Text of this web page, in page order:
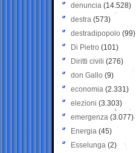
denuncia (14.528)
destra (573)
destradipopolo (99)
Di Pietro (101)
Diritti civili (276)
don Gallo (9)
economia (2.331)
elezioni (3.303)
emergenza (3.077)
Energia (45)
Esselunga (2)